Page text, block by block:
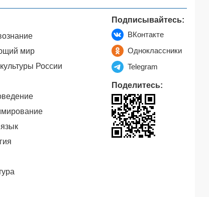
мир
России
Подписывайтесь:
ВКонтакте
Одноклассники
Telegram
Поделитесь: